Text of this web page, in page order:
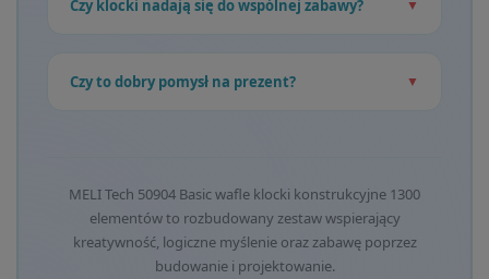
Czy klocki nadają się do wspólnej zabawy?
Czy to dobry pomysł na prezent?
MELI Tech 50904 Basic wafle klocki konstrukcyjne 1300
elementów to rozbudowany zestaw wspierający
kreatywność, logiczne myślenie oraz zabawę poprzez
budowanie i projektowanie.